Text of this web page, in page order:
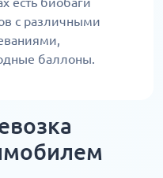
с различными
баллоны.